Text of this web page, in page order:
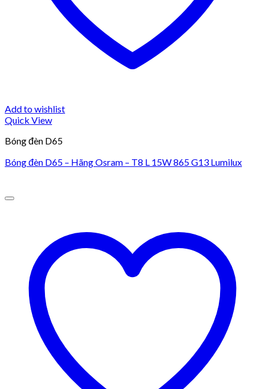
Add to wishlist
Quick View
Bóng đèn D65
Bóng đèn D65 – Hãng Osram – T8 L 15W 865 G13 Lumilux